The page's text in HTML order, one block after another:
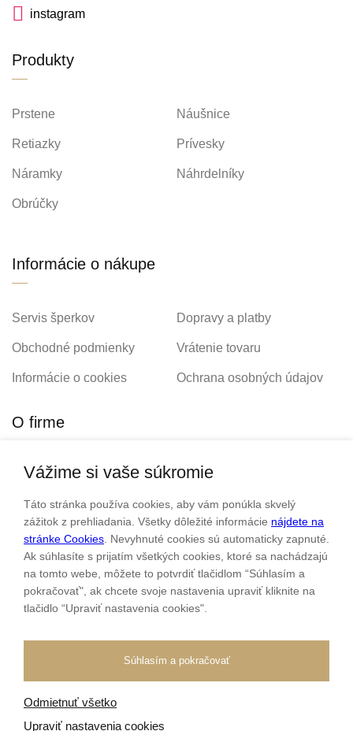
instagram
Produkty
Prstene Náušnice
Retiazky Prívesky
Náramky Náhrdelníky
Obrúčky
Informácie o nákupe
Servis šperkov Dopravy a platby
Obchodné podmienky Vrátenie tovaru
Informácie o cookies Ochrana osobných údajov
O firme
Personalizovaný šperk O nás
Kontakt
Sme rodinná firma a zameriavame sa na predaj hodiniek a
šperkov od roku 1994.
Pozrite sa na naše ďaľšie web stránky.
Všetky práva vyhradené
Tvorba e-shopovodBlueweb s.r.o.
Vážime si vaše súkromie
Táto stránka používa cookies, aby vám ponúkla skvelý
zážitok z prehliadania. Všetky dôležité informácie nájdete na
stránke Cookies . Nevyhnuté cookies sú automaticky zapnuté.
Ak súhlasíte s prijatím všetkých cookies, ktoré sa nachádzajú
na tomto webe, môžete to potvrdiť tlačidlom “Súhlasím a
pokračovať", ak chcete svoje nastavenia upraviť kliknite na
tlačidlo “Upraviť nastavenia cookies".
Súhlasím a pokračovať
Odmietnuť všetko
Upraviť nastavenia cookies